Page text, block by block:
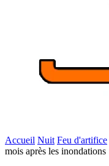
Accueil Nuit Feu d'artifice
mois après les inondations